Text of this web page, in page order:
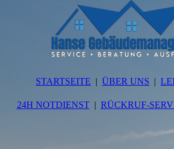
STARTSEITE ÜBER UNS
24H NOTDIENST RÜCKRUF-